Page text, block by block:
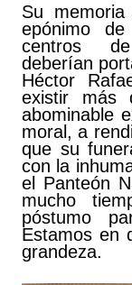
Su
epónimo de
centros
deberían
Héctor
existir más
abominable
moral, a
que su
con la
el Panteón
mucho
póstumo
Estamos en
grandeza.